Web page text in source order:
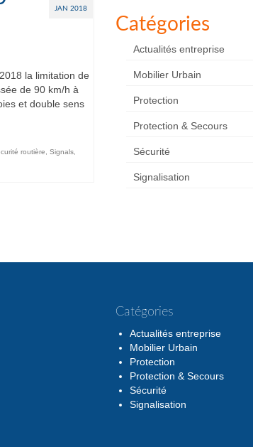
JAN 2018
la limitation de
de 90 km/h à
et double sens
routière Signals,
Catégories
Actualités entreprise
Mobilier Urbain
Protection
Protection & Secours
Sécurité
Signalisation
Catégories
Actualités entreprise
Mobilier Urbain
Protection
Protection & Secours
Sécurité
Signalisation